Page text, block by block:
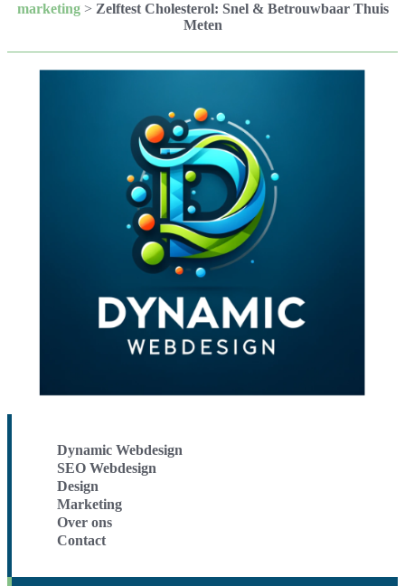
marketing> Zelftest Cholesterol: Snel & Betrouwbaar Thuis
Meten
Dynamic Webdesign
SEO Webdesign
Design
Marketing
Over ons
Contact